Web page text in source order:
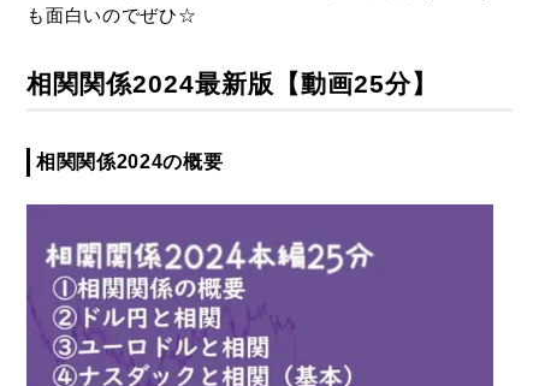
も面白いのでぜひ☆
相関関係2024最新版【動画25分】
相関関係2024の概要